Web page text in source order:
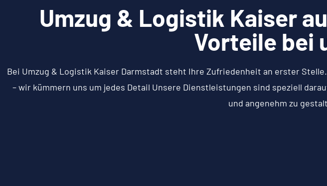
Umzug & Logistik Kaiser
Vorteile bei
Bei Umzug & Logistik Kaiser Darmstadt steht Ihre Zufriedenheit an erster
– wir kümmern uns um jedes Detail Unsere Dienstleistungen sind speziell
und angenehm zu